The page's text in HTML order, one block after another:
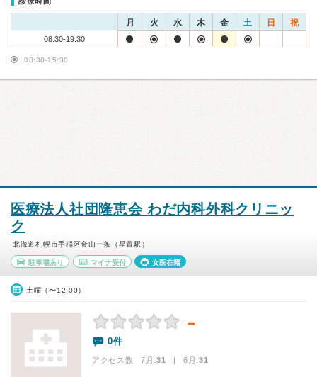
月 火 水 木 金 土 日 祝
08:30-19:30
08:30-15:30
医療法人社団隆恵会 わだ内科外科クリニッ
ク
北海道札幌市手稲区金山一条（星置駅）
駐車場あり マイナ受付 女医在籍
土曜（〜12:00）
－
0件
アクセス数 7月:31 | 6月:31